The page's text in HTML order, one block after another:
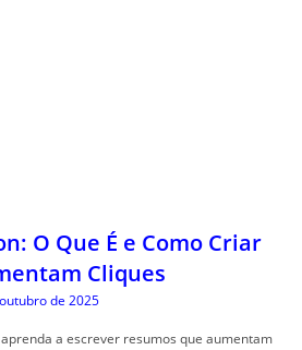
O Que É e Como Criar
Cliques
de 2025
a escrever resumos que aumentam